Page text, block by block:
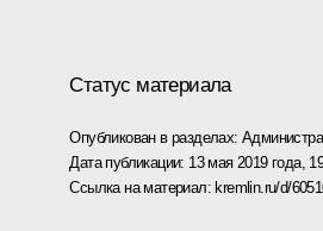
Статус материала
Опубликован в разделах:
Дата публикации: 13 мая 2019 года,
Ссылка на материал:kremlin.ru/d/